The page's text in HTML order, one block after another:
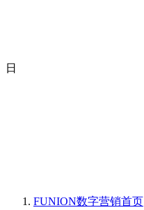
日
FUNION数字营销首页